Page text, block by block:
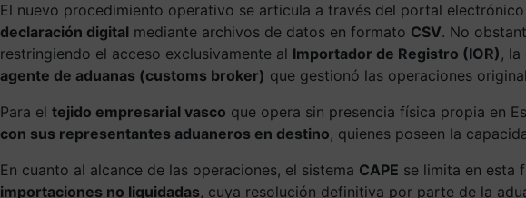
El nuevo procedimiento operativo se articula a través del portal electrónico
declaración digital mediante archivos de datos en formato CSV. No
restringiendo el acceso exclusivamente al Importador de Registro (IOR) ,
agente de aduanas (customs broker) que gestionó las operaciones
Para el tejido empresarial vasco que opera sin presencia física propia en
con sus representantes aduaneros en destino, quienes poseen la
En cuanto al alcance de las operaciones, el sistema CAPE se limita en esta
importaciones no liquidadas, cuya resolución definitiva por parte de la